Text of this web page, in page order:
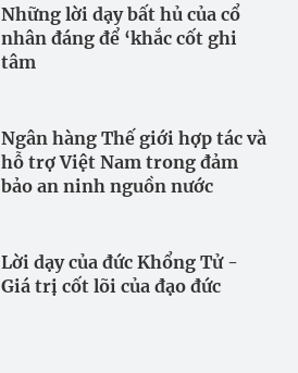
Những lời dạy bất hủ của cổ
nhân đáng để ‘khắc cốt ghi
tâm
Ngân hàng Thế giới hợp tác và
hỗ trợ Việt Nam trong đảm
bảo an ninh nguồn nước
Lời dạy của đức Khổng Tử -
Giá trị cốt lõi của đạo đức